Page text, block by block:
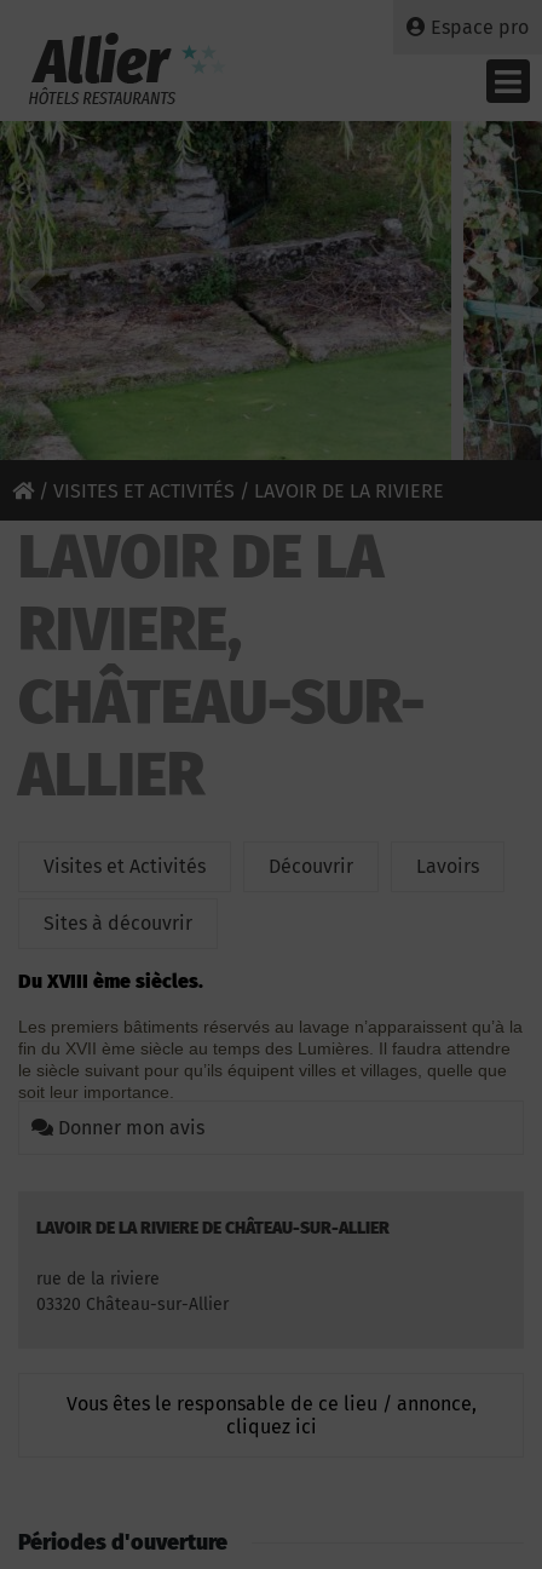
Espace pro
/ VISITES ET ACTIVITÉS / LAVOIR DE LA RIVIERE
LAVOIR DE LA
RIVIERE,
CHÂTEAU-SUR-
ALLIER
Visites et Activités Découvrir Lavoirs
Sites à découvrir
du XVIII ème siècles.
Les premiers bâtiments réservés au lavage n’apparaissent qu’à la
fin du XVII ème siècle au temps des Lumières. Il faudra attendre
le siècle suivant pour qu’ils équipent villes et villages, quelle que
soit leur importance.
Donner mon avis
LAVOIR DE LA RIVIERE DE CHÂTEAU-SUR-ALLIER
rue de la riviere
03320 Château-sur-Allier
Vous êtes le responsable de ce lieu / annonce,
cliquez ici
Périodes d'ouverture